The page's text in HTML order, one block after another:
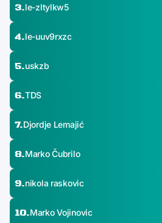
3.le-zltylkw5
4.le-uuv9rxzc
5.uskzb
6.TDS
7.Djordje Lemajić
8.Marko Čubrilo
9.nikola raskovic
10.Marko Vojinovic